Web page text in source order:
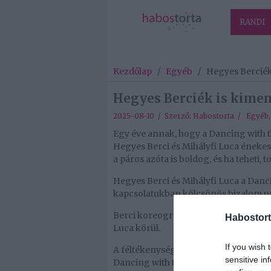
If you wish
sensitive
RANDI
Kezdőlap / Egyéb / Hegyes
Hegyes Berciék is
2025-08-10 / Szerző: Habostorta / Egyéb,
Egy éve annak, hogy a Dancing
Hegyes Berci és Mihályfi Luca
a páros azóta is boldog, és ha teheti,
Hegyes Berci és Mihályfi Luca a
kapcsolatukban kölcsönös bizalom
Berci koreográfiát készített az
Luca körül.
A féltékenység nem játszik szerepet
Dancing with the Stars táncosa arra